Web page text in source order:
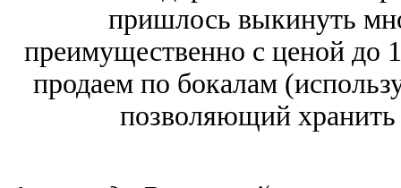
пришлось выкинуть
преимущественно с ценой до
продаем по бокалам
позволяющий хранить